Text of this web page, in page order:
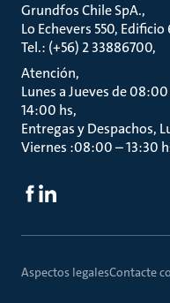
Grundfos Chile SpA.
Lo Echevers 550,
Tel.: (+56) 2 33886700
Atención
Lunes a Jueves de
14:00 hs
Entregas y Despachos,
Viernes :08:00 – 13:30
Aspectos legalesContacte